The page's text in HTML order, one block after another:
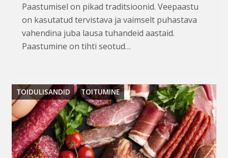
Paastumisel on pikad traditsioonid. Veepaastu
on kasutatud tervistava ja vaimselt puhastava
vahendina juba lausa tuhandeid aastaid.
Paastumine on tihti seotud…
TOIDULISANDID TOITUMINE